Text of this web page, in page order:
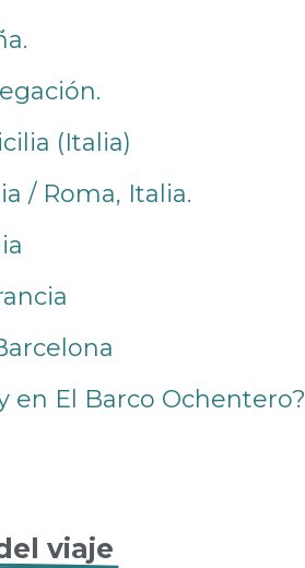
(Italia)
/ Roma, Italia.
en El Barco Ochentero?
viaje